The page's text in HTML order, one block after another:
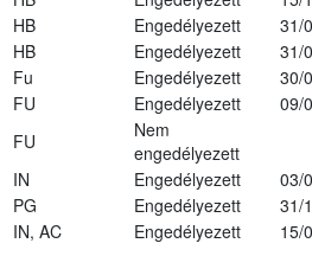
HB Engedélyezett
31/
HB Engedélyezett
31/
Fu Engedélyezett
30/
FU Engedélyezett
09/
FU
Nem
engedélyezett
IN Engedélyezett
03/
PG Engedélyezett
31/
IN, AC Engedélyezett
15/